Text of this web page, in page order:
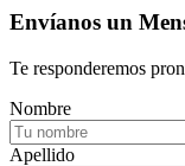
Envíanos un
Te responderemos
Nombre
Apellido